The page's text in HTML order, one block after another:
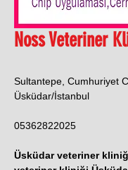
Noss Veteriner
Sultantepe, Cumhuriyet
Üsküdar/İstanbul
05362822025
Üsküdar veteriner